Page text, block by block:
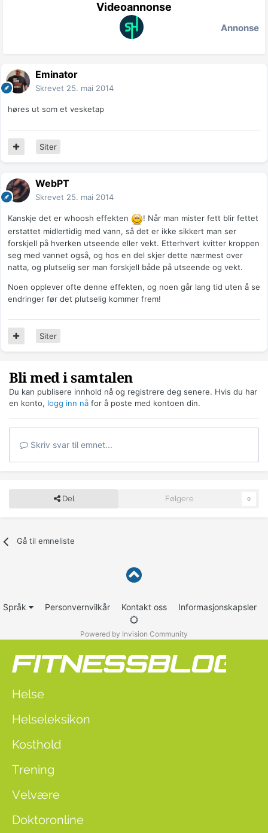
Videoannonse
Annonse
Eminator
Skrevet 25. mai 2014
høres ut som et vesketap
Siter
WebPT
Skrevet 25. mai 2014
Kanskje det er whoosh effekten
! Når man mister fett blir fettet
erstattet midlertidig med vann, så det er ikke sikkert man ser
forskjell på hverken utseende eller vekt. Etterhvert kvitter kroppen
seg med vannet også, og hos en del skjer dette nærmest over
natta, og plutselig ser man forskjell både på utseende og vekt.
Noen opplever ofte denne effekten, og noen går lang tid uten å se
endringer før det plutselig kommer frem!
Siter
Bli med i samtalen
Du kan publisere innhold nå og registrere deg senere. Hvis du har
en konto, logg inn nå for å poste med kontoen din.
Skriv svar til emnet...
Del Følgere 0
Gå til emneliste
Språk Personvernvilkår Kontakt oss Informasjonskapsler
Powered by Invision Community
Helse
Helseleksikon
Kosthold
Trening
Velvære
Doktoronline